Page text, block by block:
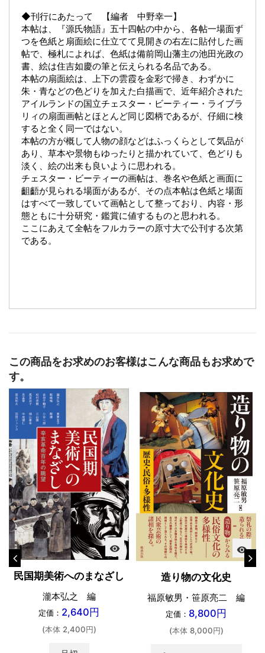
◆刊行にあたって 【編者 中野幸一】
本帖は、『源氏物語』五十四帖の中から、各帖一場面ず
つを色紙と扇面絵に仕立てて見開きの右左に貼付した画
帖で、極札によれば、色紙は備前岡山藩主の池田光政の
書、絵は住吉如慶の筆と伝えられる名品である。
本帖の扇面絵は、上下の雲霞を金彩で掃き、わずかに
朱・青などの色どりを加えた白描画で、近年紹介された
アイルランドの国立チェスター・ビーティー・ライブラ
リィの扇面画帖とほとんど同じ図柄であるが、仔細に検
すると全く同一ではない。
本帖の方が概して人物の顔などはふっくらとして気品が
あり、草本や景物もゆったりと描かれていて、色どりも
淡く、絵の出来も良いように思われる。
チェスター・ビーティーの画帖は、巻名や色紙と画面に
齟齬が見られる場面があるが、その点本帖は色紙と場面
はすべて一致していて画帖として整っており、内容・形
態ともに十分研究・鑑賞に値するものと思われる。
ここにあえて全帖をフルカラーの原寸大で公刊する次第
である。
この商品をお求めのお客様はこんな商品もお求めで
す。
visibility
民国期美術へのまなざし
瀧本弘之 編
定価： 2,640円
(本体 2,400円)
visibility
造り物の文化史
福原敏男・笹原亮二 編
定価： 8,800円
(本体 8,000円)